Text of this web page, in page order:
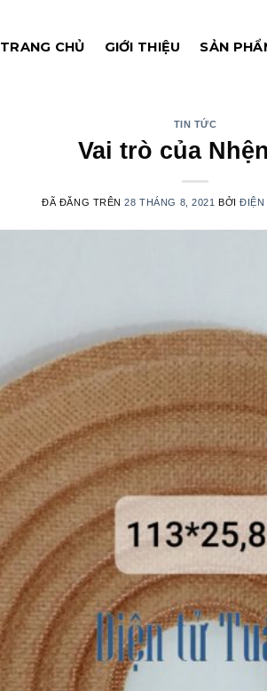
TRANG CHỦ GIỚI THIỆU SẢN
TIN TỨC
Vai trò của
ĐÃ ĐĂNG TRÊN28 THÁNG 8, 2021 BỞIĐIỆN